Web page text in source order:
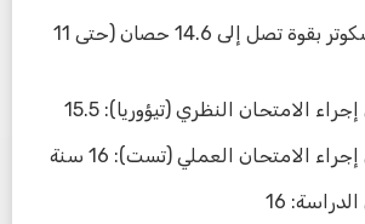
: سكوتر بقوة تصل إلى 14.6 حصان (حتى 11
الامتحان النظري (تيؤوريا): 15.5
الامتحان العملي (تست): 16 سنة
16